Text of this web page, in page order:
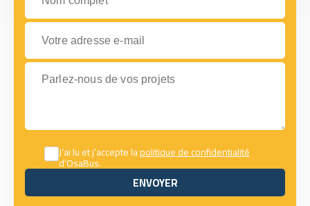
Votre adresse e-mail
Parlez-nous de vos projets
J’ai lu et j’accepte lapolitique de confidentialité
d’OsaBus.
ENVOYER
ENVOYER